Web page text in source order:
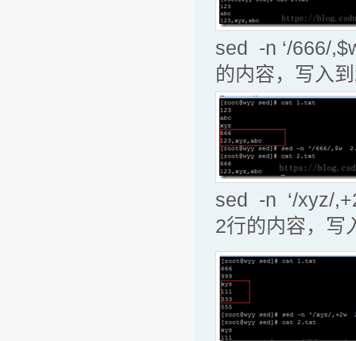
sed -n ‘/666/
的内容，写入
sed -n ‘/xyz/
2行的内容，写